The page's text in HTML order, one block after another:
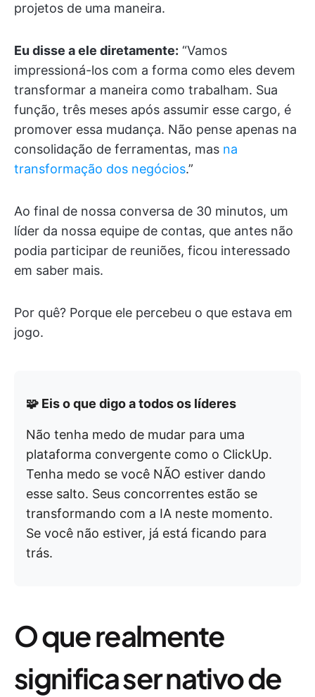
projetos de uma maneira.
Eu disse a ele diretamente: “Vamos
impressioná-los com a forma como eles devem
transformar a maneira como trabalham. Sua
função, três meses após assumir esse cargo, é
promover essa mudança. Não pense apenas na
consolidação de ferramentas, mas na
transformação dos negócios.”
Ao final de nossa conversa de 30 minutos, um
líder da nossa equipe de contas, que antes não
podia participar de reuniões, ficou interessado
em saber mais.
Por quê? Porque ele percebeu o que estava em
jogo.
🧩 Eis o que digo a todos os líderes
Não tenha medo de mudar para uma
plataforma convergente como o ClickUp.
Tenha medo se você NÃO estiver dando
esse salto. Seus concorrentes estão se
transformando com a IA neste momento.
Se você não estiver, já está ficando para
trás.
O que realmente
significa ser nativo de